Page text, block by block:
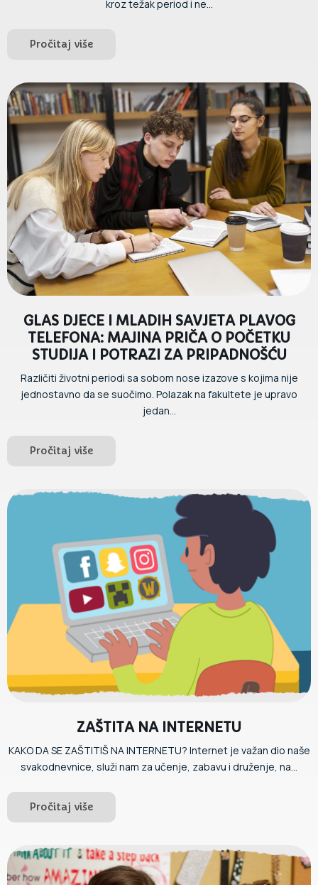
kroz težak period i ne...
Pročitaj više
GLAS DJECE I MLADIH SAVJETA PLAVOG
TELEFONA: MAJINA PRIČA O POČETKU
STUDIJA I POTRAZI ZA PRIPADNOŠĆU
Različiti životni periodi sa sobom nose izazove s kojima nije
jednostavno da se suočimo. Polazak na fakultete je upravo
jedan...
Pročitaj više
ZAŠTITA NA INTERNETU
KAKO DA SE ZAŠTITIŠ NA INTERNETU? Internet je važan dio naše
svakodnevnice, služi nam za učenje, zabavu i druženje, na...
Pročitaj više